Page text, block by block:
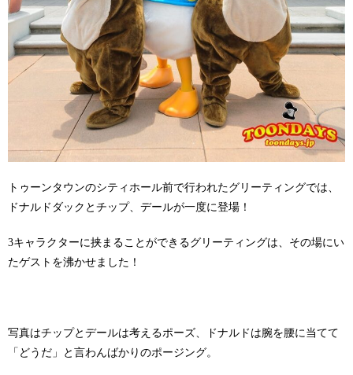
トゥーンタウンのシティホール前で行われたグリーティングでは、
ドナルドダックとチップ、デールが一度に登場！
3キャラクターに挟まることができるグリーティングは、その場にい
たゲストを沸かせました！
写真はチップとデールは考えるポーズ、ドナルドは腕を腰に当てて
「どうだ」と言わんばかりのポージング。